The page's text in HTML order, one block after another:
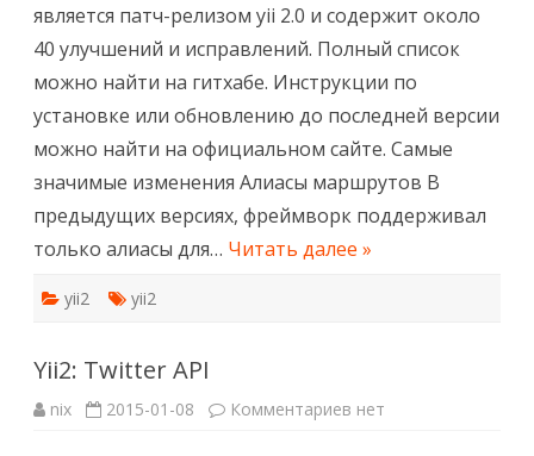
является патч-релизом yii 2.0 и содержит около
40 улучшений и исправлений. Полный список
можно найти на гитхабе. Инструкции по
установке или обновлению до последней версии
можно найти на официальном сайте. Самые
значимые изменения Алиасы маршрутов В
предыдущих версиях, фреймворк поддерживал
только алиасы для… Читать далее »
yii2 yii2
Yii2: Twitter API
nix 2015-01-08 Комментариев кнет